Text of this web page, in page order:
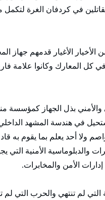
في كردفان الغرة
الأخيار الأغيار قدمهم جهاز
كل المعارك وكانوا علامة
بذل الجهاز كمؤسسة
في هندسة المشهد الداخلي
ولا أحد يعلم بما يقوم به
والدبلوماسية الأمنية
الأمن والمخابرات.
لم تنتهي والحرب التي لم